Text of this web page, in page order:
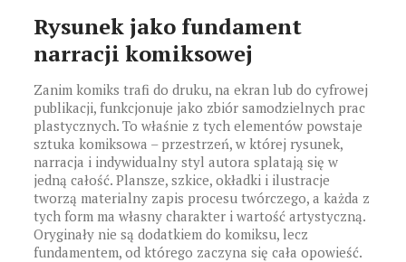
Rysunek jako fundament
narracji komiksowej
Zanim komiks trafi do druku, na ekran lub do cyfrowej
publikacji, funkcjonuje jako zbiór samodzielnych prac
plastycznych. To właśnie z tych elementów powstaje
sztuka komiksowa – przestrzeń, w której rysunek,
narracja i indywidualny styl autora splatają się w
jedną całość. Plansze, szkice, okładki i ilustracje
tworzą materialny zapis procesu twórczego, a każda z
tych form ma własny charakter i wartość artystyczną.
Oryginały nie są dodatkiem do komiksu, lecz
fundamentem, od którego zaczyna się cała opowieść.